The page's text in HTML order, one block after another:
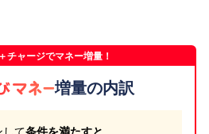
チャージでマネー増量！
増量の内訳